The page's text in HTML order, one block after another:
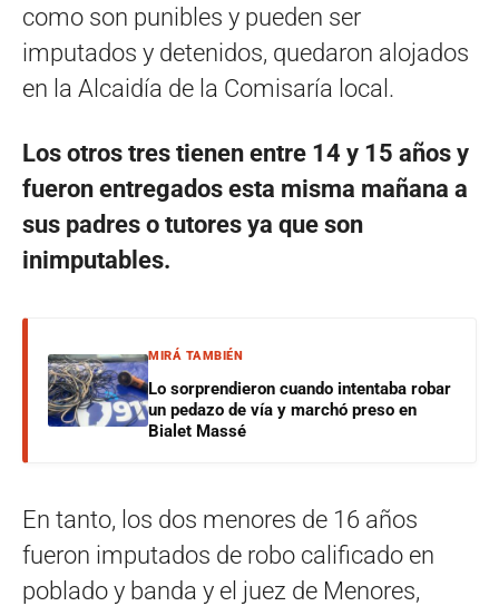
como son punibles y pueden ser
imputados y detenidos, quedaron alojados
en la Alcaidía de la Comisaría local.
Los otros tres tienen entre 14 y 15 años y
fueron entregados esta misma mañana a
sus padres o tutores ya que son
inimputables.
MIRÁ TAMBIÉN
Lo sorprendieron cuando intentaba robar
un pedazo de vía y marchó preso en
Bialet Massé
En tanto, los dos menores de 16 años
fueron imputados de robo calificado en
poblado y banda y el juez de Menores,